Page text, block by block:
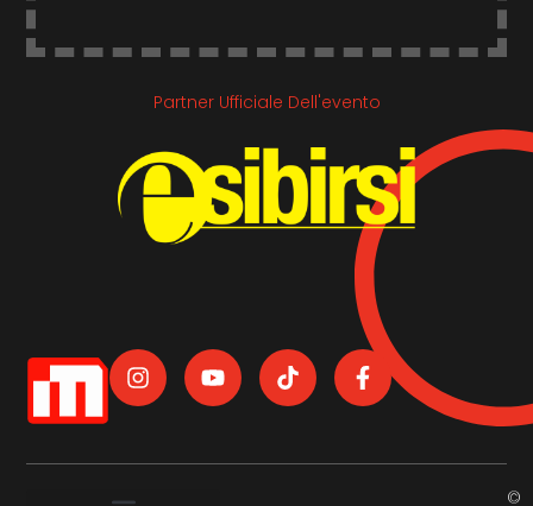
Partner Ufficiale Dell'evento
©